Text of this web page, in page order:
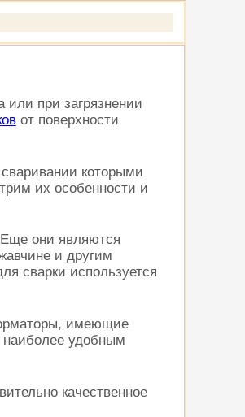
или при загрязнении
от поверхности
которыми
их особенности и
они являются
и другим
сварки используется
имеющие
наиболее удобным
качественное